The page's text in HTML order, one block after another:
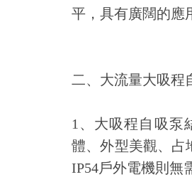
平，具有廣闊的
二、大流量大吸程
1、大吸程自吸
體、外型美觀
IP54戶外電機則無需